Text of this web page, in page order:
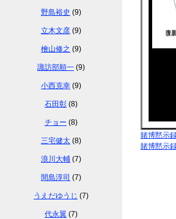
賭博黙示
賭博黙示
野島裕史 (9)
立木文彦 (9)
檜山修之 (9)
諏訪部順一 (9)
小西克幸 (9)
石田彰 (8)
チョー (8)
三宅健太 (8)
浪川大輔 (7)
間島淳司 (7)
うえだゆうじ (7)
代永翼 (7)